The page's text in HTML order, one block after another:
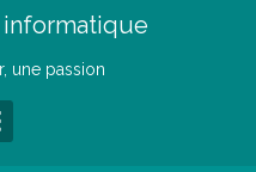
informatique
une passion